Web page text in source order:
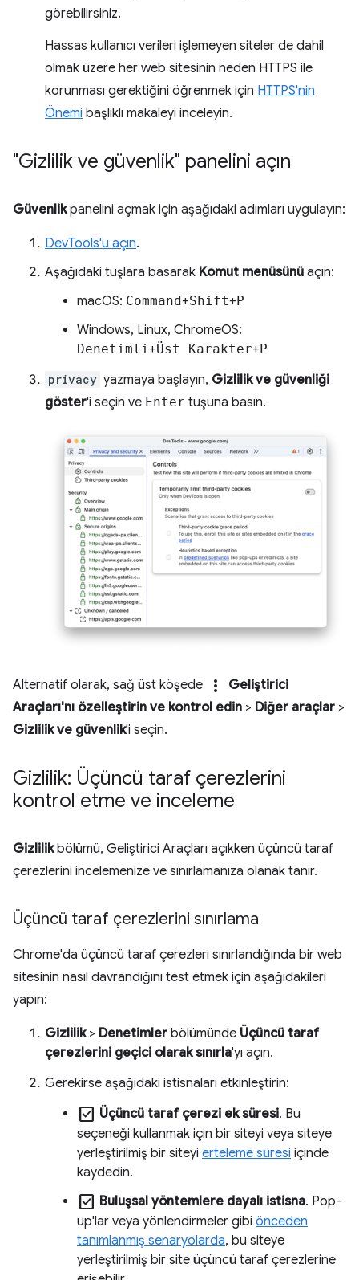
görebilirsiniz.
Hassas kullanıcı verileri işlemeyen siteler de dahil
olmak üzere her web sitesinin neden HTTPS ile
korunması gerektiğini öğrenmek için HTTPS'nin
Önemi başlıklı makaleyi inceleyin.
"Gizlilik ve güvenlik" panelini açın
Güvenlikpanelini açmak için aşağıdaki adımları uygulayın:
DevTools'u açın.
Aşağıdaki tuşlara basarak Komut menüsünü açın:
macOS: Command+Shift+P
Windows, Linux, ChromeOS:
Denetimli+Üst Karakter+P
privacy yazmaya başlayın, Gizlilik ve güvenliği
göster'i seçin ve Enter tuşuna basın.
Alternatif olarak, sağ üst köşede more_vert
Geliştirici
Araçları'nı özelleştirin ve kontrol edin > Diğer araçlar >
Gizlilik ve güvenlik'i seçin.
Gizlilik: Üçüncü taraf çerezlerini
kontrol etme ve inceleme
Gizlilikbölümü, Geliştirici Araçları açıkken üçüncü taraf
çerezlerini incelemenize ve sınırlamanıza olanak tanır.
Üçüncü taraf çerezlerini sınırlama
Chrome'da üçüncü taraf çerezleri sınırlandığında bir web
sitesinin nasıl davrandığını test etmek için aşağıdakileri
yapın:
Gizlilik> Denetimler bölümünde Üçüncü taraf
çerezlerini geçici olarak sınırla'yı açın.
Gerekirse aşağıdaki istisnaları etkinleştirin:
check_box Üçüncü taraf çerezi ek süresi. Bu
seçeneği kullanmak için bir siteyi veya siteye
yerleştirilmiş bir siteyi erteleme süresi içinde
kaydedin.
check_box Buluşsal yöntemlere dayalı istisna. Pop-
up'lar veya yönlendirmeler gibi önceden
tanımlanmış senaryolarda, bu siteye
yerleştirilmiş bir site üçüncü taraf çerezlerine